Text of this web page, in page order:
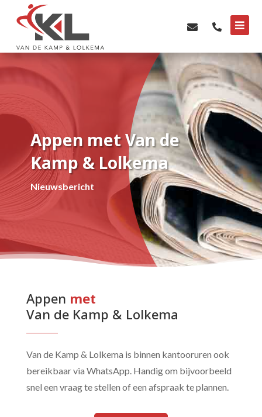
  
Appen met Van de
Kamp & Lolkema
Nieuwsbericht
Appen met
Van de Kamp & Lolkema
Van de Kamp & Lolkema is binnen kantooruren ook
bereikbaar via WhatsApp. Handig om bijvoorbeeld
snel een vraag te stellen of een afspraak te plannen.